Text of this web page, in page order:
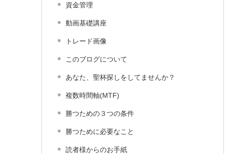
資金管理
動画基礎講座
トレード画像
このブログについて
あなた、聖杯探しをしてませんか？
複数時間軸(MTF)
勝つための３つの条件
勝つために必要なこと
読者様からのお手紙